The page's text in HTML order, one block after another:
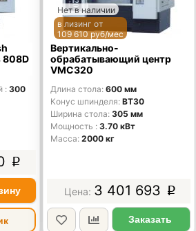
FL300 с ЧПУ Siemens 808D
300
p
Нет в наличии
в лизинг от
109 610 руб/мес
Вертикально-
обрабатывающий центр
VMC320
Длина стола 600 мм
Конус шпинделя BT30
Ширина стола 305 мм
Мощность
3.70 кВт
Масса 2000 кг
3 401 693 p
Заказать